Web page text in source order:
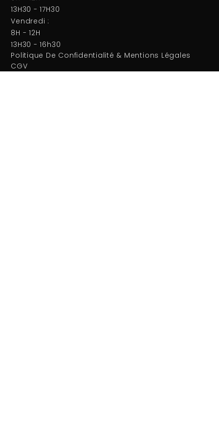
13H30 - 17H30
Vendredi :
8H - 12H
13H30 - 16h30
Politique De Confidentialité & Mentions Légales
CGV